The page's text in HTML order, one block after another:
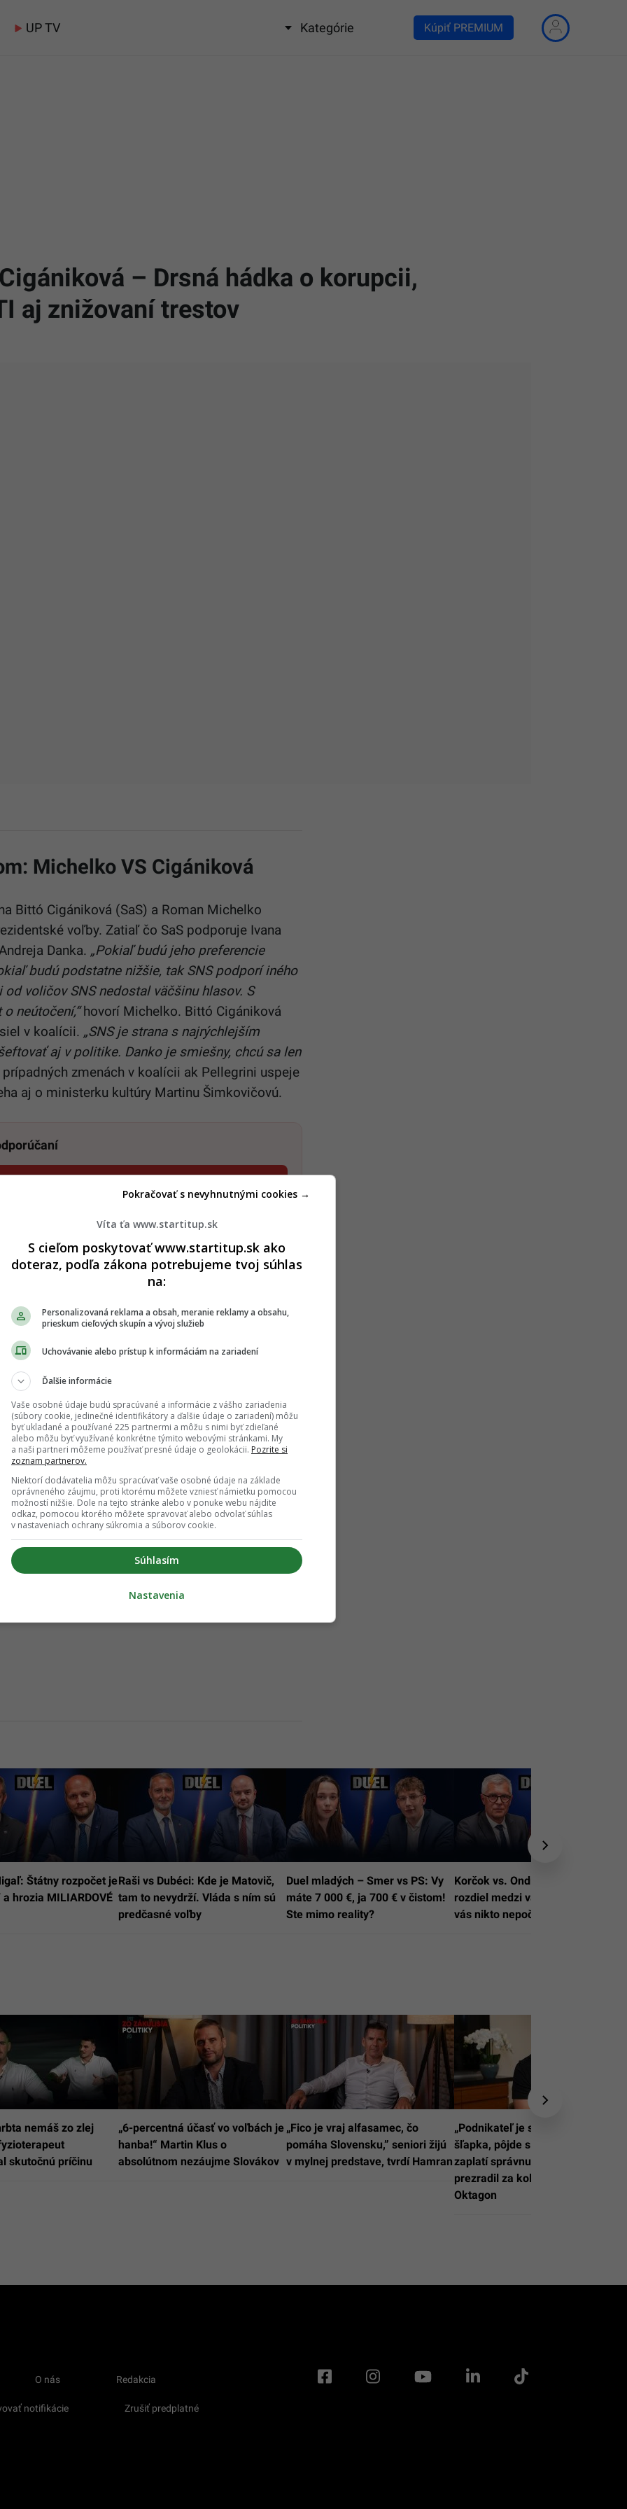
UP TV Kategórie Kúpiť PREMIUM
– Drsná hádka o korupcii,
aj znižovaní trestov
Michelko VS Cigániková
Bittó Cigániková (SaS) a Roman Michelko
voľby. Zatiaľ čo SaS podporuje Ivana
Danka. „Pokiaľ budú jeho preferencie
budú podstatne nižšie, tak SNS podporí iného
voličov SNS nedostal väčšinu hlasov. S
neútočení,“hovorí Michelko. Bittó Cigániková
v koalícii. „SNS je strana s najrýchlejším
aj v politike. Danko je smiešny, chcú sa len
zmenách v koalícii ak Pellegrini uspeje
aj o ministerku kultúry Martinu Šimkovičovú.
Startitup, odkaz sa otvorí v novom okne
z pasie. Mala smolu, že sa stala terčom,“
že Šimkovičová nemá čo robiť na tomto
profašisticky. Hrá na rozoštvávanie a nenávisť v
je pre vás každý, kto má iný názor.
oponoval jej Michelko.
TV.
že máš postreh alebo si našiel v článku chybu, napíš nám na
redakcia@startitup.sk
Štátny rozpočet je
a hrozia MILIARDOVÉ
Raši vs Dubéci: Kde je Matovič,
tam to nevydrží. Vláda s ním sú
predčasné voľby
Duel mladých – Smer vs PS: Vy
máte 7 000 €, ja 700 € v čistom!
Ste mimo reality?
Korčok vs. Ondruš: Viete, aký je
rozdiel medzi vami a nami? Že
vás nikto nepočúva
nemáš zo zlej
skutočnú príčinu
„6-percentná účasť vo voľbách je
hanba!“ Martin Klus o
absolútnom nezáujme Slovákov
„Fico je vraj alfasamec, čo
pomáha Slovensku,” seniori žijú
v mylnej predstave, tvrdí Hamran
„Podnikateľ je svojím spôsobom
šľapka, pôjde s každým, kto
zaplatí správnu cenu.” Novotný
prezradil za koľko by predal
Oktagon
O nás Redakcia
notifikácie Zrušiť predplatné
Víta ťa www.startitup.sk
S cieľom poskytovať www.startitup.sk ako
doteraz, podľa zákona potrebujeme tvoj súhlas
na:
Personalizovaná reklama a obsah, meranie reklamy a obsahu,
prieskum cieľových skupín a vývoj služieb
Uchovávanie alebo prístup k informáciám na zariadení
Ďalšie informácie
Vaše osobné údaje budú spracúvané a informácie z vášho zariadenia
(súbory cookie, jedinečné identifikátory a ďalšie údaje o zariadení) môžu
byť ukladané a používané 225 partnermi a môžu s nimi byť zdieľané
alebo môžu byť využívané konkrétne týmito webovými stránkami. My
a naši partneri môžeme používať presné údaje o geolokácii. Pozrite si
zoznam partnerov.
Niektorí dodávatelia môžu spracúvať vaše osobné údaje na základe
oprávneného záujmu, proti ktorému môžete vzniesť námietku pomocou
možností nižšie. Dole na tejto stránke alebo v ponuke webu nájdite
odkaz, pomocou ktorého môžete spravovať alebo odvolať súhlas
v nastaveniach ochrany súkromia a súborov cookie.
Súhlasím
Pokračovať s nevyhnutnými cookies →
Nastavenia